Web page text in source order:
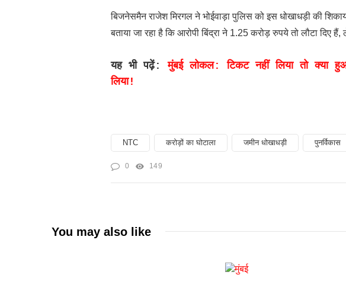
बिजनेसमैन राजेश मिरगल ने भोईवाड़ा पुलिस को इस धोखाधड़ी की
बताया जा रहा है कि आरोपी बिंद्रा ने 1.25 करोड़ रुपये तो लौटा दिए
यह भी पढ़ें:मुंबई लोकल: टिकट नहीं लिया तो क्या
लिया!
NTC करोड़ों का घोटाला जमीन धोखाधड़ी पुनर्विकास
0 149
You may also like